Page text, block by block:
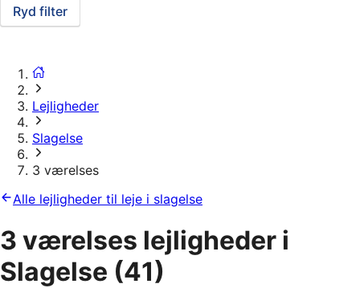
Ryd filter
Lejligheder
Slagelse
3 værelses
Alle lejligheder til leje i slagelse
3 værelses lejligheder i
Slagelse (41)